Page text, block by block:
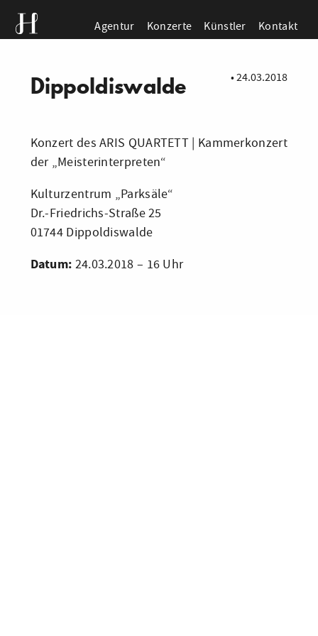
Agentur Konzerte Künstler Kontakt
Dippoldiswalde •24.03.2018
Konzert des ARIS QUARTETT | Kammerkonzert
der „Meisterinterpreten“
Kulturzentrum „Parksäle“
Dr.-Friedrichs-Straße 25
01744 Dippoldiswalde
Datum: 24.03.2018 – 16 Uhr